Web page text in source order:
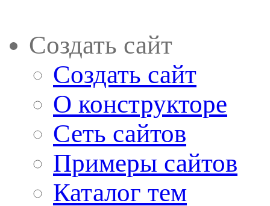
Создать сайт
Создать сайт
О конструкторе
Сеть сайтов
Примеры сайтов
Каталог тем